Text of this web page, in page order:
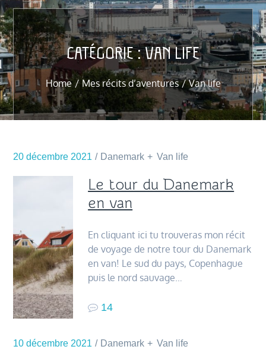
CATÉGORIE :VAN LIFE
Home Mes récits d’aventures Van life
20 décembre 2021 Danemark Van life
Le tour du Danemark
en van
En cliquant ici tu trouveras mon récit
de voyage de notre tour du Danemark
en van! Le sud du pays, Copenhague
puis le nord sauvage…
14
10 décembre 2021 Danemark Van life